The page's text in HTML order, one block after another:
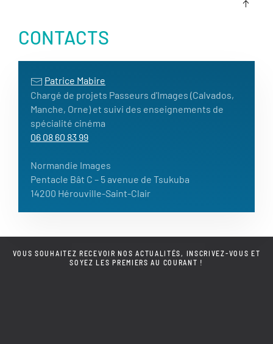
CONTACTS
Patrice Mabire
Chargé de projets Passeurs d'Images (Calvados,
Manche, Orne) et suivi des enseignements de
spécialité cinéma
06 08 60 83 99
Normandie Images
Pentacle Bât C – 5 avenue de Tsukuba
14200 Hérouville-Saint-Clair
VOUS SOUHAITEZ RECEVOIR NOS ACTUALITÉS, INSCRIVEZ-VOUS ET
SOYEZ LES PREMIERS AU COURANT !